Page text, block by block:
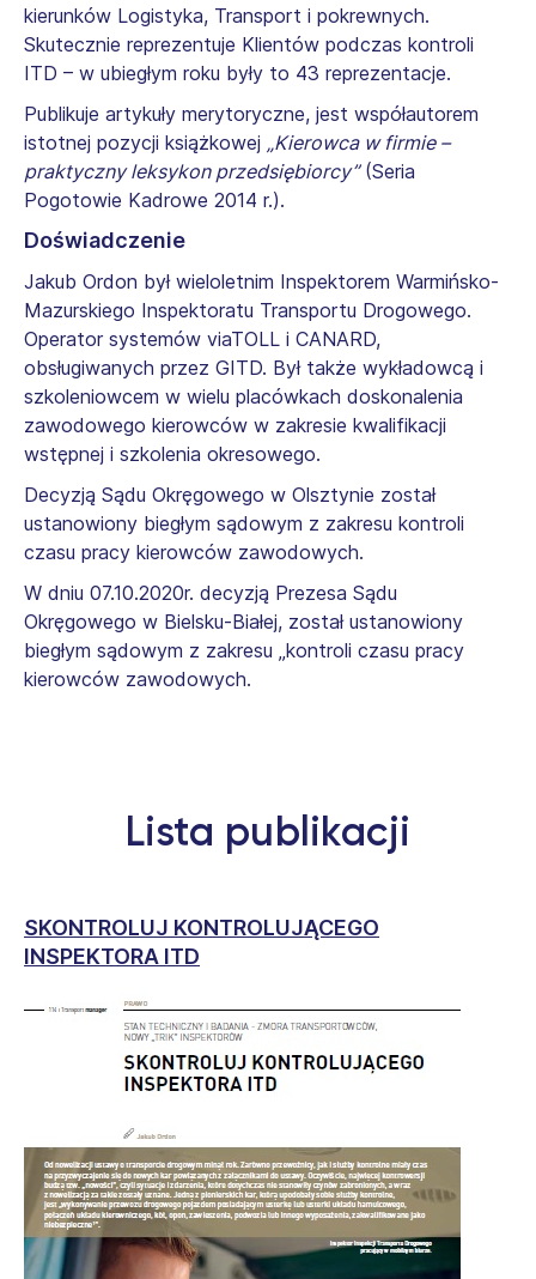
kierunków Logistyka, Transport i pokrewnych.
Skutecznie reprezentuje Klientów podczas kontroli
ITD – w ubiegłym roku były to 43 reprezentacje.
Publikuje artykuły merytoryczne, jest współautorem
istotnej pozycji książkowej „Kierowca w firmie –
praktyczny leksykon przedsiębiorcy”(Seria
Pogotowie Kadrowe 2014 r.).
Doświadczenie
Jakub Ordon był wieloletnim Inspektorem Warmińsko-
Mazurskiego Inspektoratu Transportu Drogowego.
Operator systemów viaTOLL i CANARD,
obsługiwanych przez GITD. Był także wykładowcą i
szkoleniowcem w wielu placówkach doskonalenia
zawodowego kierowców w zakresie kwalifikacji
wstępnej i szkolenia okresowego.
Decyzją Sądu Okręgowego w Olsztynie został
ustanowiony biegłym sądowym z zakresu kontroli
czasu pracy kierowców zawodowych.
W dniu 07.10.2020r. decyzją Prezesa Sądu
Okręgowego w Bielsku-Białej, został ustanowiony
biegłym sądowym z zakresu „kontroli czasu pracy
kierowców zawodowych.
Lista publikacji
SKONTROLUJ KONTROLUJĄCEGO
INSPEKTORA ITD